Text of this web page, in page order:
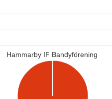
Hammarby IF Bandyförening